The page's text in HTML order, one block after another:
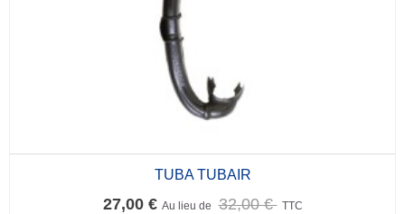
TUBA TUBAIR
27,00 € Au lieu de 32,00 € TTC